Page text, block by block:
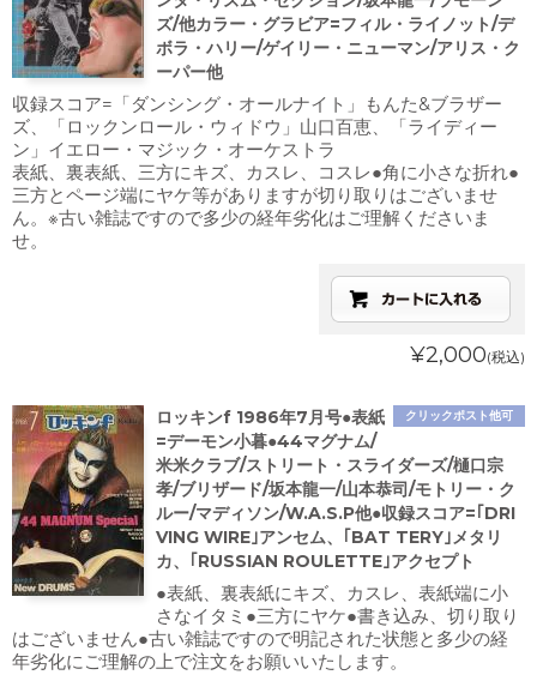
ズ/他カラー・グラビア=フィル・ライノット/デ
ボラ・ハリー/ゲイリー・ニューマン/アリス・ク
ーパー他
収録スコア=「ダンシング・オールナイト」もんた&ブラザー
ズ、「ロックンロール・ウィドウ」山口百恵、「ライディー
ン」イエロー・マジック・オーケストラ
表紙、裏表紙、三方にキズ、カスレ、コスレ●角に小さな折れ●
三方とページ端にヤケ等がありますが切り取りはございませ
ん。※古い雑誌ですので多少の経年劣化はご理解くださいま
せ。
¥2,000(税込)
クリックポスト他可
ロッキンf 1986年7月号●表紙
=デーモン小暮●44マグナム/
米米クラブ/ストリート・スライダーズ/樋口宗
孝/ブリザード/坂本龍一/山本恭司/モトリー・ク
ルー/マディソン/W.A.S.P他●収録スコア=｢DRI
VING WIRE｣アンセム、｢BAT TERY｣メタリ
カ、｢RUSSIAN ROULETTE｣アクセプト
●表紙、裏表紙にキズ、カスレ、表紙端に小
さなイタミ●三方にヤケ●書き込み、切り取り
はございません●古い雑誌ですので明記された状態と多少の経
年劣化にご理解の上で注文をお願いいたします。